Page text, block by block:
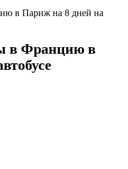
в Францию в